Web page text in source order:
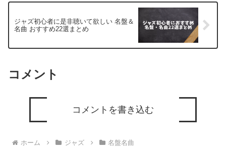
ジャズ初心者に是非聴いて欲しい 名盤＆
名曲 おすすめ22選まとめ
コメント
コメントを書き込む
ホーム ジャズ 名盤名曲